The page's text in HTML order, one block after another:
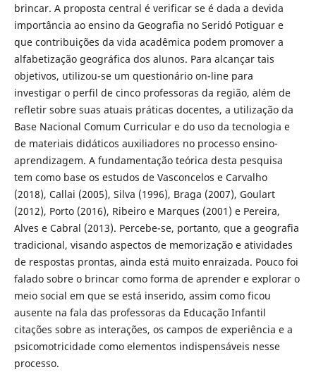
brincar. A proposta central é verificar se é dada a devida
importância ao ensino da Geografia no Seridó Potiguar e
que contribuições da vida acadêmica podem promover a
alfabetização geográfica dos alunos. Para alcançar tais
objetivos, utilizou-se um questionário on-line para
investigar o perfil de cinco professoras da região, além de
refletir sobre suas atuais práticas docentes, a utilização da
Base Nacional Comum Curricular e do uso da tecnologia e
de materiais didáticos auxiliadores no processo ensino-
aprendizagem. A fundamentação teórica desta pesquisa
tem como base os estudos de Vasconcelos e Carvalho
(2018), Callai (2005), Silva (1996), Braga (2007), Goulart
(2012), Porto (2016), Ribeiro e Marques (2001) e Pereira,
Alves e Cabral (2013). Percebe-se, portanto, que a geografia
tradicional, visando aspectos de memorização e atividades
de respostas prontas, ainda está muito enraizada. Pouco foi
falado sobre o brincar como forma de aprender e explorar o
meio social em que se está inserido, assim como ficou
ausente na fala das professoras da Educação Infantil
citações sobre as interações, os campos de experiência e a
psicomotricidade como elementos indispensáveis nesse
processo.